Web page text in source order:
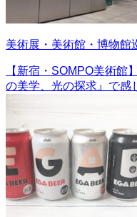
美術展・美術館・博物館
【新宿・SOMPO美術館
の美学、光の探求』で感